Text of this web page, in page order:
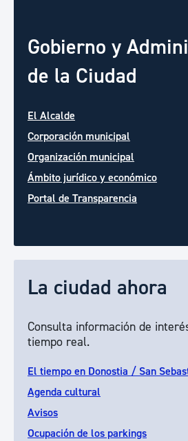
Gobierno y
de la Ciudad
El Alcalde
Corporación municipal
Organización municipal
Ámbito jurídico y económico
Portal de Transparencia
La ciudad ahora
Consulta información de
tiempo real.
El tiempo en Donostia / San
Agenda cultural
Avisos
Ocupación de los parkings